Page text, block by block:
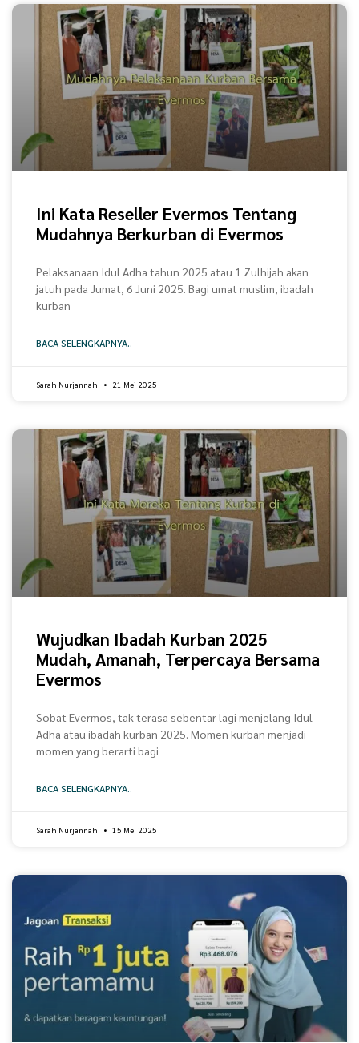
Ini Kata Reseller Evermos Tentang
Mudahnya Berkurban di Evermos
Pelaksanaan Idul Adha tahun 2025 atau 1 Zulhijah akan
jatuh pada Jumat, 6 Juni 2025. Bagi umat muslim, ibadah
kurban
BACA SELENGKAPNYA..
Sarah Nurjannah 21 Mei 2025
Wujudkan Ibadah Kurban 2025
Mudah, Amanah, Terpercaya Bersama
Evermos
Sobat Evermos, tak terasa sebentar lagi menjelang Idul
Adha atau ibadah kurban 2025. Momen kurban menjadi
momen yang berarti bagi
BACA SELENGKAPNYA..
Sarah Nurjannah 15 Mei 2025